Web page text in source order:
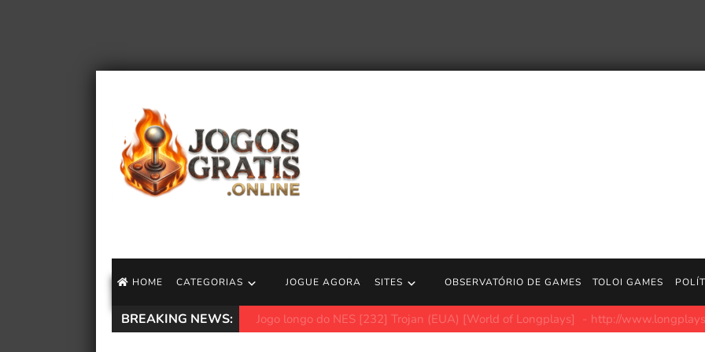
HOME CATEGORIAS JOGUE AGORA SITES OBSERVATÓRIO DE GAMES TOLOI GAMES
BREAKING NEWS: O novo Secret Lair do Magic é uma campanha de caridade impressa sob demanda